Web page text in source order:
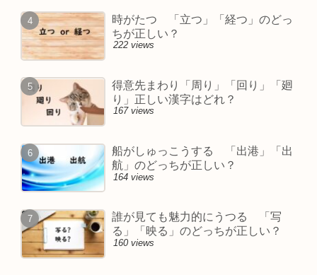
時がたつ 「立つ」「経つ」のどっ
ちが正しい？
222 views
得意先まわり「周り」「回り」「廻
り」正しい漢字はどれ？
167 views
船がしゅっこうする 「出港」「出
航」のどっちが正しい？
164 views
誰が見ても魅力的にうつる 「写
る」「映る」のどっちが正しい？
160 views